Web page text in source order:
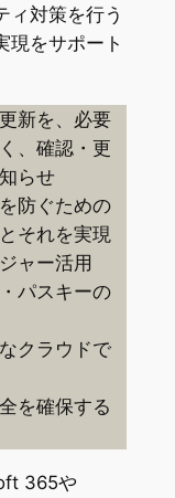
ィ対策を行う
現をサポート
新を、必要
、確認・更
らせ
防ぐための
それを実現
ャー活用
パスキーの
クラウドで
を確保する
365や